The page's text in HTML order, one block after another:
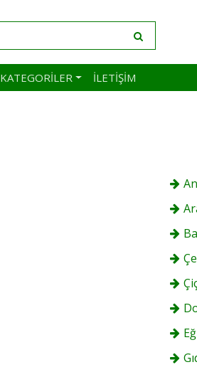
KATEGORILER İLETIŞIM